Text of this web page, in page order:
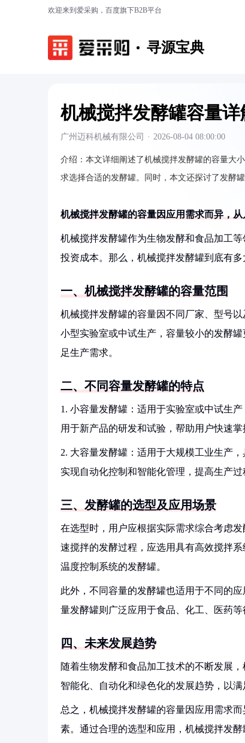
欢迎来到爱采购，百度旗下B2B平台
寻源宝典
机械搅拌发酵罐容量
广州迈科机械有限公司 · 2026-08-04 08:00:00
介绍： 本文详细阐述了机械搅拌发酵罐的容量大
求选择合适的发酵罐。同时，本文还探讨了发酵
机械搅拌发酵罐的容量因应用需求而异，
机械搅拌发酵罐作为生物发酵和食品加工
投资成本。那么，机械搅拌发酵罐到底有
一、机械搅拌发酵罐的容量范围
机械搅拌发酵罐的容量因不同厂家、型号
小型实验室或中试生产，容量较小的发酵
足生产需求。
二、不同容量发酵罐的特点
1. 小容量发酵罐：适用于实验室或中试生
用于新产品的研发和试验，帮助用户快速掌
2. 大容量发酵罐：适用于大规模工业生产
实现自动化控制和智能化管理，提高生产过
三、发酵罐的选型及应用场景
在选型时，用户应根据实际需求综合考虑
速搅拌的发酵过程，应选用具有高效搅拌
温度控制系统的发酵罐。
此外，不同容量的发酵罐也适用于不同的
量发酵罐则广泛应用于食品、化工、医药等
四、未来发展趋势
随着生物发酵和食品加工技术的不断发展
智能化、自动化和绿色化的发展趋势，以
总之，机械搅拌发酵罐的容量因应用需求
素。通过合理的选型和应用，机械搅拌发